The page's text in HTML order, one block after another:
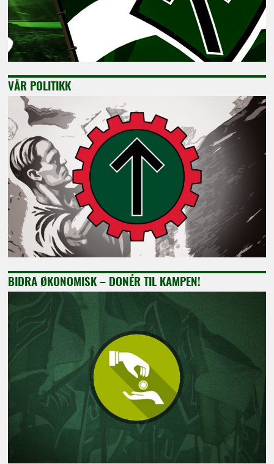
VÅR POLITIKK
BIDRA ØKONOMISK – DONÉR TIL KAMPEN!